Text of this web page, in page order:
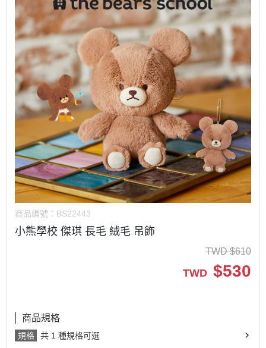
商品編號： BS22443
小熊學校 傑琪 長毛 絨毛 吊飾
TWD $610
TWD $530
商品規格
規格 共 1 種規格可選